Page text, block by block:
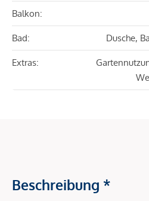
Balkon:
Bad: Dusche,
Extras:
Beschreibung *